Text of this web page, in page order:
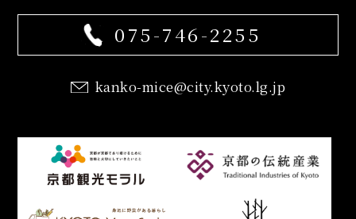
075-746-2255
kanko-mice@city.kyoto.lg.jp